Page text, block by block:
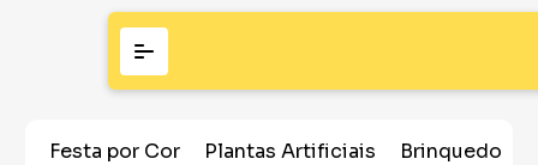
Festa por Cor Plantas Artificiais Brinquedos